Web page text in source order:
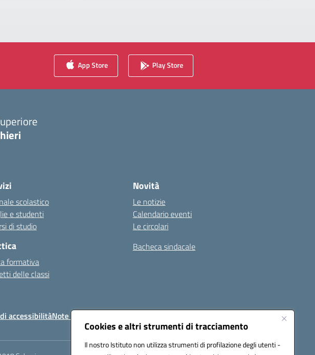
Cookies e altri strumenti di tracciamento
Il nostro Istituto non utilizza strumenti di profilazione degli utenti -
App Store Play Store
scolastico
e studenti
di studio
formativa
delle classi
Novità
Le notizie
Calendario eventi
Le circolari
Bacheca sindacale
accessibilitàNote legali Seguici su: